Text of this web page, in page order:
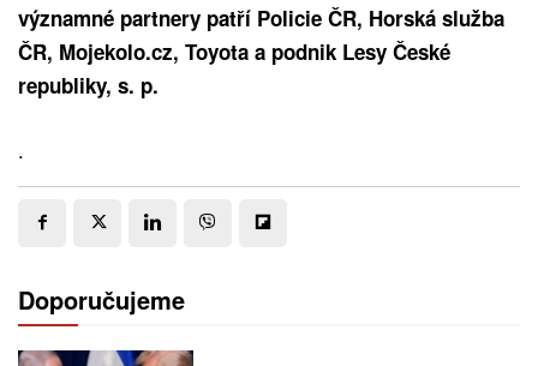
významné partnery patří Policie ČR, Horská služba
ČR, Mojekolo.cz, Toyota a podnik Lesy České
republiky, s. p.
.
Doporučujeme